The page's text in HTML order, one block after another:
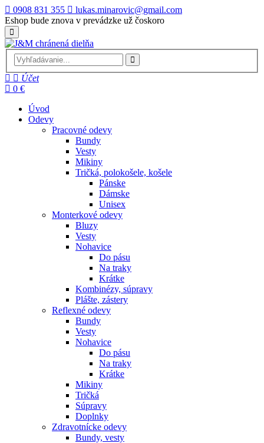
0908 831 355
lukas.minarovic@gmail.com
Eshop bude znova v prevádzke už čoskoro
Účet
0 €
Úvod
Odevy
Pracovné odevy
Bundy
Vesty
Mikiny
Tričká, polokošele, košele
Pánske
Dámske
Unisex
Monterkové odevy
Bluzy
Vesty
Nohavice
Do pásu
Na traky
Krátke
Kombinézy, súpravy
Plášte, zástery
Reflexné odevy
Bundy
Vesty
Nohavice
Do pásu
Na traky
Krátke
Mikiny
Tričká
Súpravy
Doplnky
Zdravotnícke odevy
Bundy, vesty